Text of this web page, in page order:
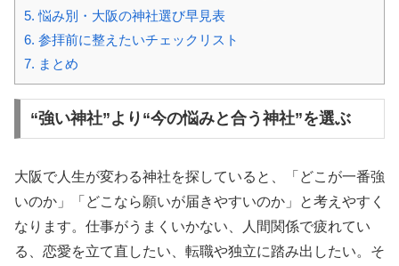
5. 悩み別・大阪の神社選び早見表
6. 参拝前に整えたいチェックリスト
7. まとめ
“強い神社”より“今の悩みと合う神社”を選ぶ
大阪で人生が変わる神社を探していると、「どこが一番強
いのか」「どこなら願いが届きやすいのか」と考えやすく
なります。仕事がうまくいかない、人間関係で疲れてい
る、恋愛を立て直したい、転職や独立に踏み出したい。そ